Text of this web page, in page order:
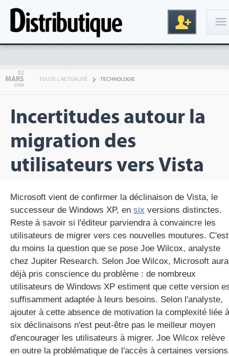
Inscription
gratuite
02
MARS
2006
TOUTE L'ACTUALITÉ TECHNOLOGIE
Incertitudes autour la
migration des
utilisateurs vers Vista
Microsoft vient de confirmer la déclinaison de Vista, le
successeur de Windows XP, en six versions distinctes.
Reste à savoir si l'éditeur parviendra à convaincre les
utilisateurs de migrer vers ces nouvelles moutures. C'est
du moins la question que se pose Joe Wilcox, analyste
chez Jupiter Research. Selon Joe Wilcox, Microsoft
déjà pris conscience du problème : de nombreux
utilisateurs de Windows XP estiment que cette version
suffisamment adaptée à leurs besoins. Selon l'analyste,
ajouter à cette absence de motivation la complexité liée à
six déclinaisons n'est peut-être pas le meilleur moyen
d'encourager les utilisateurs à migrer. Joe Wilcox relève
en outre la problématique de l'accès à certaines